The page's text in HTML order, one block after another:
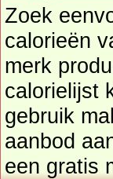
Zoek
calorieën
merk
calorielijst
gebruik
aanbod
een gratis